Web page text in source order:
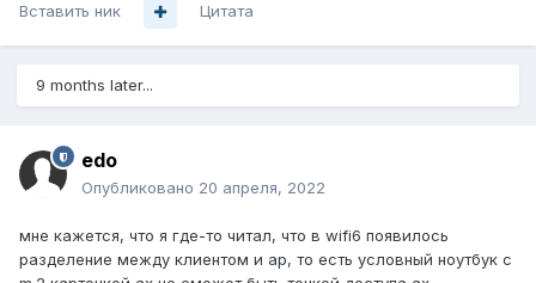
Вставить ник Цитата
9 months later...
edo
Опубликовано 20 апреля, 2022
мне кажется, что я где-то читал, что в wifi6 появилось
разделение между клиентом и ap, то есть условный ноутбук с